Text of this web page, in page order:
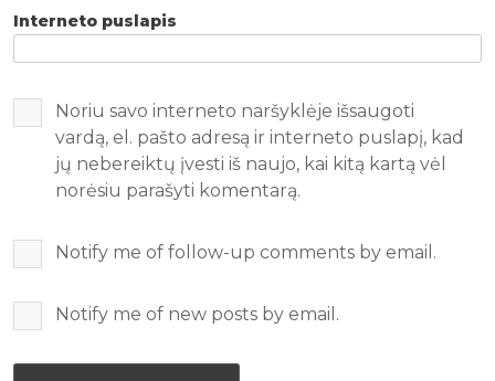
Interneto puslapis
Noriu savo interneto naršyklėje išsaugoti
vardą, el. pašto adresą ir interneto puslapį, kad
jų nebereiktų įvesti iš naujo, kai kitą kartą vėl
norėsiu parašyti komentarą.
Notify me of follow-up comments by email.
Notify me of new posts by email.